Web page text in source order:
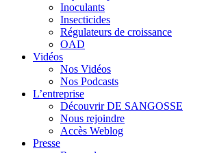
Inoculants
Insecticides
Régulateurs de croissance
OAD
Vidéos
Nos Vidéos
Nos Podcasts
L’entreprise
Découvrir DE SANGOSSE
Nous rejoindre
Accès Weblog
Presse